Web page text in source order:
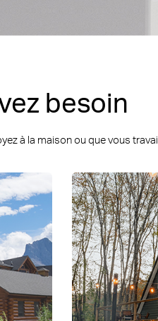
besoin
à la maison ou que vous